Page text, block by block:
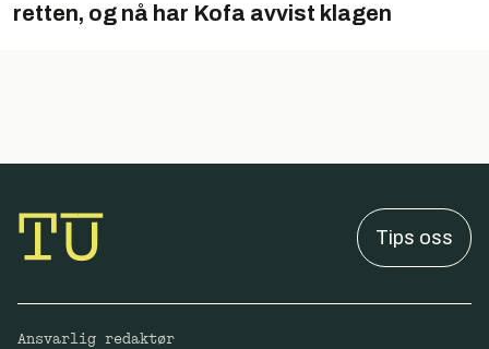
retten, og nå har Kofa avvist klagen
Tips oss
Ansvarlig redaktør